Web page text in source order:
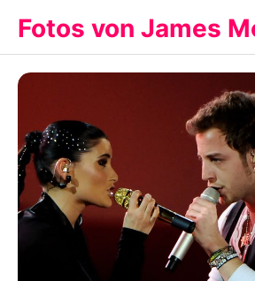
Fotos von James